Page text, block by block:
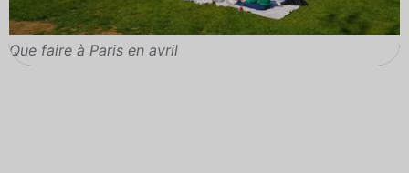
Que faire à Paris en avril